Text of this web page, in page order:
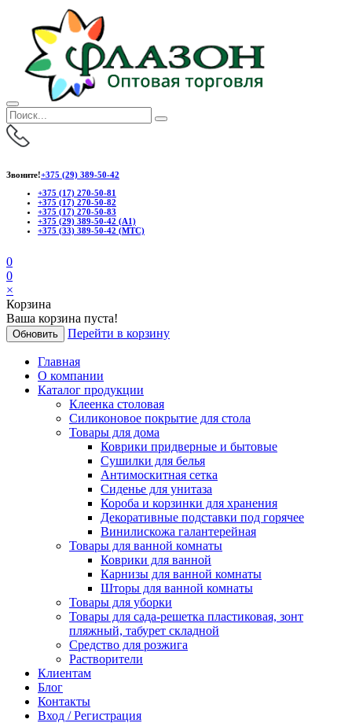
Звоните!+375 (29) 389-50-42
+375 (17) 270-50-81
+375 (17) 270-50-82
+375 (17) 270-50-83
+375 (29) 389-50-42 (А1)
+375 (33) 389-50-42 (МТС)
0
0
×
Корзина
Ваша корзина пуста!
Обновить Перейти в корзину
Главная
О компании
Каталог продукции
Клеенка столовая
Силиконовое покрытие для стола
Товары для дома
Коврики придверные и бытовые
Сушилки для белья
Антимоскитная сетка
Сиденье для унитаза
Короба и корзинки для хранения
Декоративные подставки под горячее
Винилискожа галантерейная
Товары для ванной комнаты
Коврики для ванной
Карнизы для ванной комнаты
Шторы для ванной комнаты
Товары для уборки
Товары для сада-решетка пластиковая, зонт
пляжный, табурет складной
Средство для розжига
Растворители
Клиентам
Блог
Контакты
Вход / Регистрация